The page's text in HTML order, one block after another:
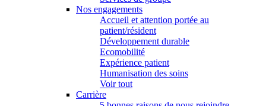
Nos engagements
Accueil et attention portée au
patient/résident
Développement durable
Ecomobilité
Expérience patient
Humanisation des soins
Voir tout
Carrière